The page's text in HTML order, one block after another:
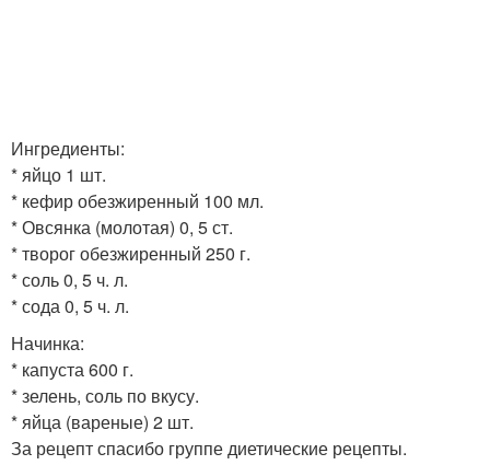
Ингредиенты:
* яйцо 1 шт.
* кефир обезжиренный 100 мл.
* Овсянка (молотая) 0, 5 ст.
* творог обезжиренный 250 г.
* соль 0, 5 ч. л.
* сода 0, 5 ч. л.
Начинка:
* капуста 600 г.
* зелень, соль по вкусу.
* яйца (вареные) 2 шт.
За рецепт спасибо группе диетические рецепты.